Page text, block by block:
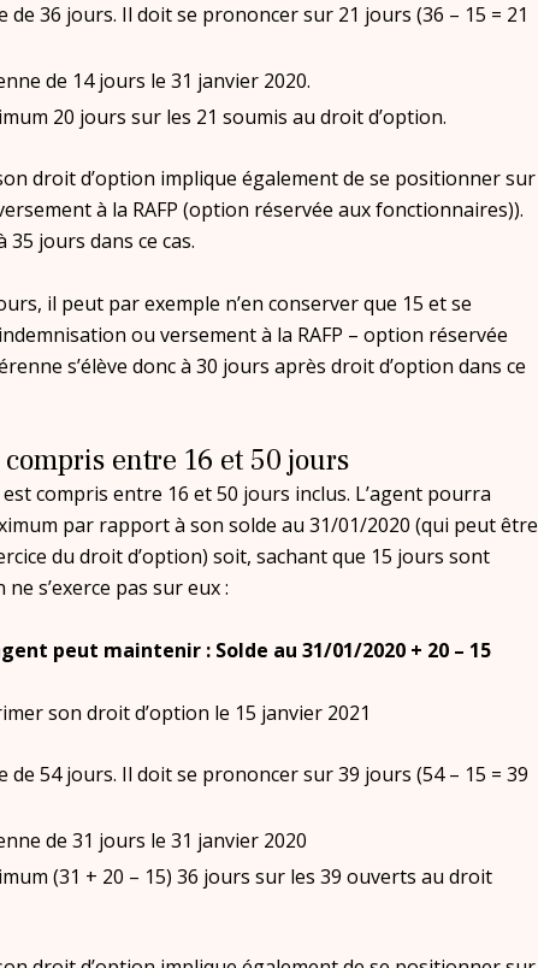
de 36 jours. Il doit se prononcer sur 21 jours (36 – 15 = 21
de 14 jours le 31 janvier 2020.
20 jours sur les 21 soumis au droit d’option.
droit d’option implique également de se positionner sur
à la RAFP (option réservée aux fonctionnaires)).
35 jours dans ce cas.
il peut par exemple n’en conserver que 15 et se
ou versement à la RAFP – option réservée
s’élève donc à 30 jours après droit d’option dans ce
entre 16 et 50 jours
compris entre 16 et 50 jours inclus. L’agent pourra
par rapport à son solde au 31/01/2020 (qui peut être
du droit d’option) soit, sachant que 15 jours sont
s’exerce pas sur eux :
peut maintenir : Solde au 31/01/2020 + 20 – 15
son droit d’option le 15 janvier 2021
de 54 jours. Il doit se prononcer sur 39 jours (54 – 15 = 39
de 31 jours le 31 janvier 2020
(31 + 20 – 15) 36 jours sur les 39 ouverts au droit